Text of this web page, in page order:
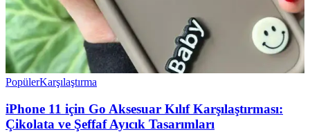
PopülerKarşılaştırma
iPhone 11 için Go Aksesuar Kılıf Karşılaştırması:
Çikolata ve Şeffaf Ayıcık Tasarımları